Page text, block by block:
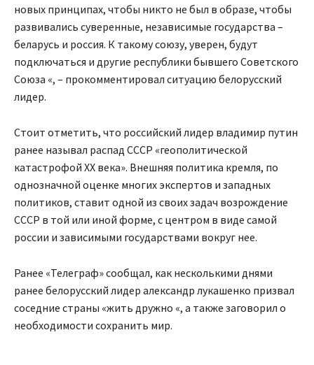
новых принципах, чтобы никто не был в образе, чтобы
развивались суверенные, независимые государства –
беларусь и россия. К такому союзу, уверен, будут
подключаться и другие республики бывшего Советского
Союза «, – прокомментировал ситуацию белорусский
лидер.
Стоит отметить, что российский лидер владимир путин
ранее называл распад СССР «геополитической
катастрофой ХХ века». Внешняя политика кремля, по
однозначной оценке многих экспертов и западных
политиков, ставит одной из своих задач возрождение
СССР в той или иной форме, с центром в виде самой
россии и зависимыми государствами вокруг нее.
Ранее «Телеграф» сообщал, как несколькими днями
ранее белорусский лидер александр лукашенко призвал
соседние страны «жить дружно «, а также заговорил о
необходимости сохранить мир.